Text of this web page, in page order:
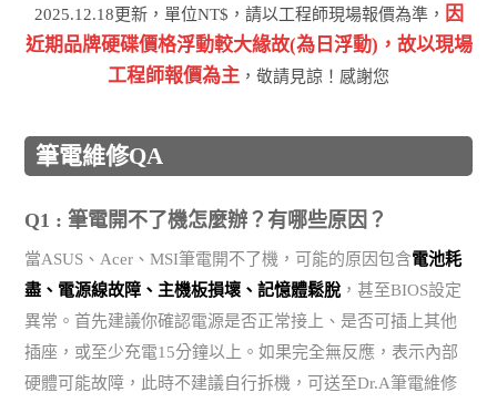
2025.12.18更新，單位NT$，請以工程師現場報價為準， 因
近期品牌硬碟價格浮動較⼤緣故(為⽇浮動)，故以現場
⼯程師報價為主 ，敬請⾒諒！感謝您
筆電維修QA
Q1 : 筆電開不了機怎麼辦？有哪些原因？
當ASUS、Acer、MSI筆電開不了機，可能的原因包含電池耗
盡、電源線故障、主機板損壞、記憶體鬆脫 ，甚至BIOS設定
異常。首先建議你確認電源是否正常接上、是否可插上其他
插座，或至少充電15分鐘以上。如果完全無反應，表示內部
硬體可能故障，此時不建議自行拆機，可送至Dr.A筆電維修